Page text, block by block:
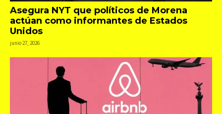
Asegura NYT que políticos de Morena
actúan como informantes de Estados
Unidos
junio 27, 2026